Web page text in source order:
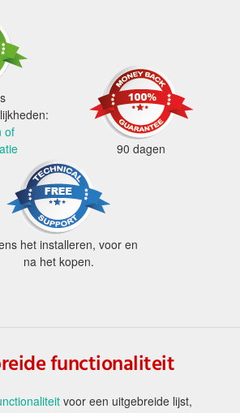
of
90 dagen
het installeren, voor en
na het kopen.
functionaliteit
voor een uitgebreide lijst,